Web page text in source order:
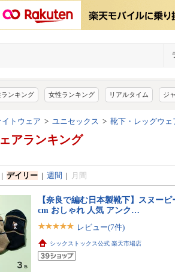
ランキング 女性ランキング リアルタイム ジ
トウェア > ユニセックス > 靴下・レッグウェ
アランキング
| デイリー| 週間 | 月間
【奈良で編む日本製靴下】スヌー
cm おしゃれ 人気 アンク…
レビュー(7件)
シックストックス公式 楽天市場店